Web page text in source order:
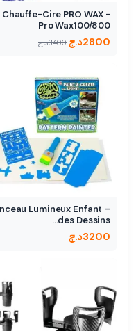
Chauffe-Cire PRO WAX -
Pro Wax100/800
2800د.ج 3400د.ج
Lumineux Enfant –
des Dessins…
3200د.ج